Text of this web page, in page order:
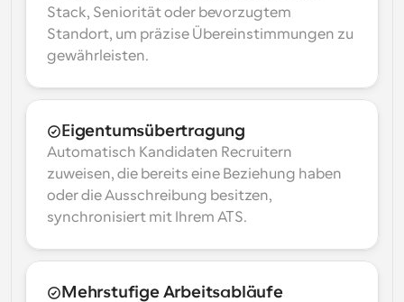
Stack, Seniorität oder bevorzugtem
Standort, um präzise Übereinstimmungen zu
gewährleisten.
Eigentumsübertragung
Automatisch Kandidaten Recruitern
zuweisen, die bereits eine Beziehung haben
oder die Ausschreibung besitzen,
synchronisiert mit Ihrem ATS.
Mehrstufige Arbeitsabläufe